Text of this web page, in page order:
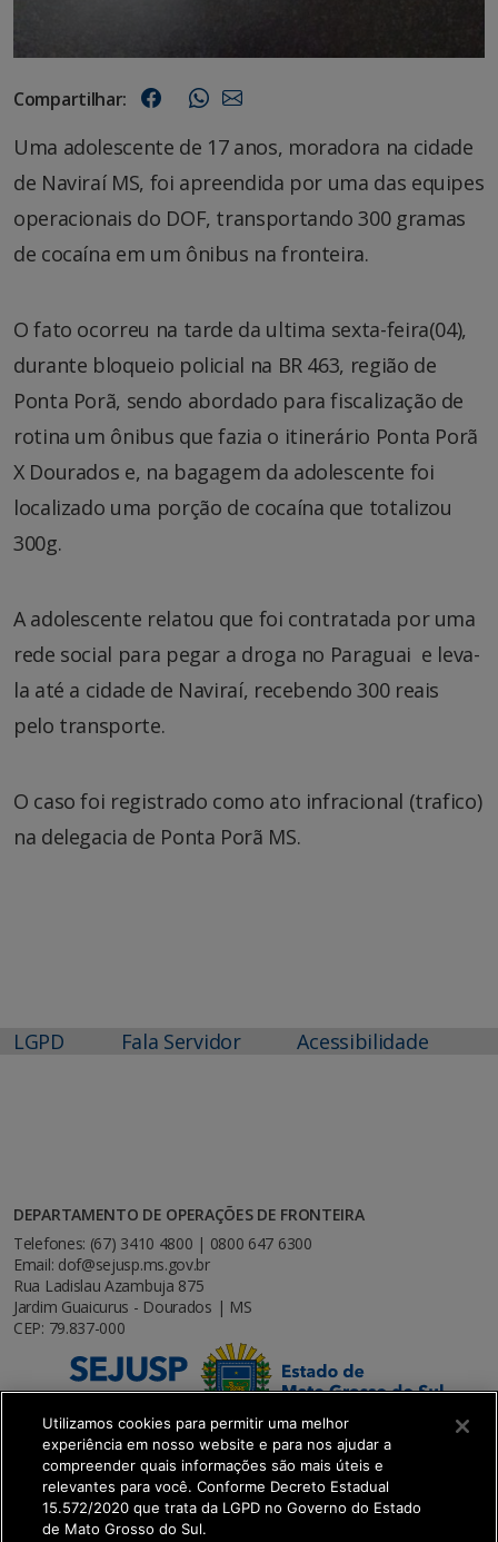
Compartilhar:
Uma adolescente de 17 anos, moradora na cidade
de Naviraí MS, foi apreendida por uma das equipes
operacionais do DOF, transportando 300 gramas
de cocaína em um ônibus na fronteira.
O fato ocorreu na tarde da ultima sexta-feira(04),
durante bloqueio policial na BR 463, região de
Ponta Porã, sendo abordado para fiscalização de
rotina um ônibus que fazia o itinerário Ponta Porã
X Dourados e, na bagagem da adolescente foi
localizado uma porção de cocaína que totalizou
300g.
A adolescente relatou que foi contratada por uma
rede social para pegar a droga no Paraguai e leva-
la até a cidade de Naviraí, recebendo 300 reais
pelo transporte.
O caso foi registrado como ato infracional (trafico)
na delegacia de Ponta Porã MS.
LGPD Fala Servidor Acessibilidade
DEPARTAMENTO DE OPERAÇÕES DE FRONTEIRA
Telefones: (67) 3410 4800 | 0800 647 6300
Email: dof@sejusp.ms.gov.br
Rua Ladislau Azambuja 875
Jardim Guaicurus - Dourados | MS
CEP: 79.837-000
Utilizamos cookies para permitir uma melhor
experiência em nosso website e para nos ajudar a
compreender quais informações são mais úteis e
relevantes para você. Conforme Decreto Estadual
15.572/2020 que trata da LGPD no Governo do Estado
de Mato Grosso do Sul.